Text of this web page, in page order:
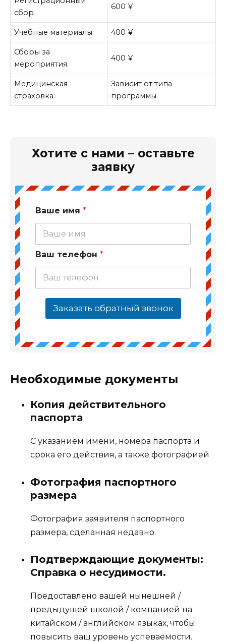
сбор
600 ¥
Учебные материалы: 400 ¥
Сборы за
мероприятия:
400 ¥
Медицинская
страховка:
Зависит от типа
программы
Хотите с нами – оставьте
заявку
Ваше имя *
Ваш телефон *
Заказать обратный звонок
Необходимые документы
Копия действительного
паспорта
С указанием имени, номера паспорта и
срока его действия, а также фотографией
Фотография паспортного
размера
Фотография заявителя паспортного
размера, сделанная недавно.
Подтверждающие документы:
Справка о несудимости.
Предоставлено вашей нынешней /
предыдущей школой / компанией на
китайском / английском языках, чтобы
повысить ваш уровень успеваемости.